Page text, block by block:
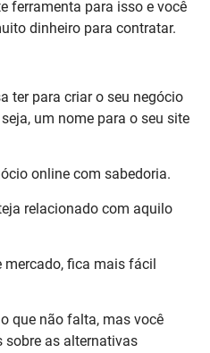
ferramenta para isso e você
dinheiro para contratar.
ter para criar o seu negócio
um nome para o seu site
online com sabedoria.
relacionado com aquilo
mercado, fica mais fácil
que não falta, mas você
sobre as alternativas